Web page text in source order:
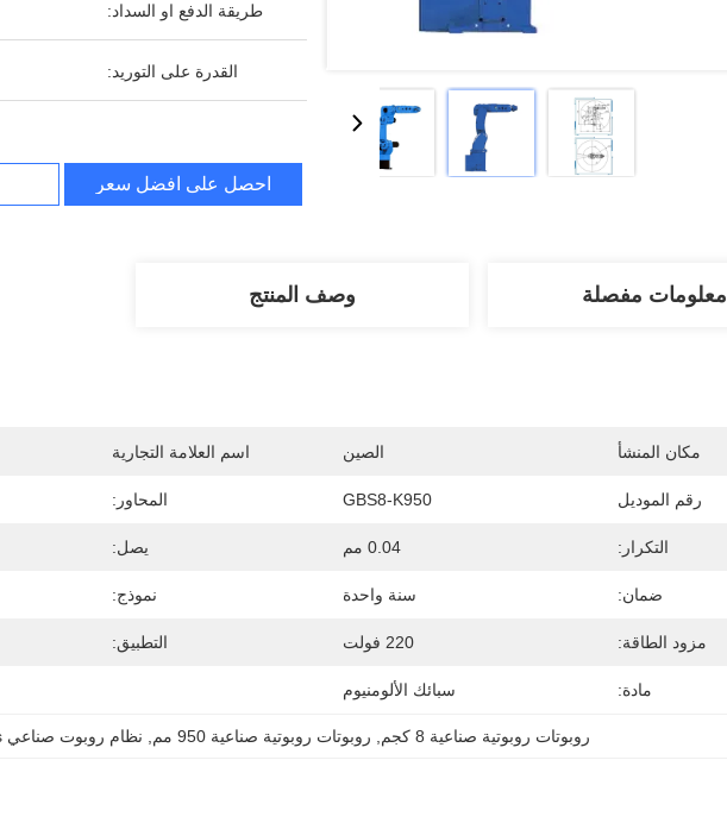
طريقة الدفع او السداد:
القدرة على التوريد:
احصل على افضل سعر
معلومات مفصلة وصف المنتج
مكان المنشأ الصين اسم العلامة التجارية
رقم الموديل GBS8-K950 المحاور:
التكرار: 0.04 مم يصل:
ضمان: سنة واحدة نموذج:
مزود الطاقة: 220 فولت التطبيق:
مادة: سبائك الألومنيوم
روبوتات روبوتية صناعية 8 كجم روبوتات روبوتية صناعية 950 مم نظام روبوت صناعي cngbs